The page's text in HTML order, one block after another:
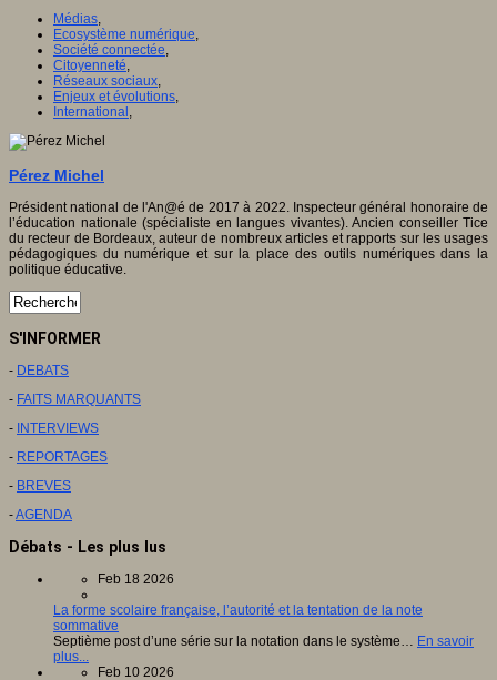
Médias,
Ecosystème numérique,
Société connectée,
Citoyenneté,
Réseaux sociaux,
Enjeux et évolutions,
International ,
Pérez Michel
Président national de l'An@é de 2017 à 2022. Inspecteur général honoraire de
l’éducation nationale (spécialiste en langues vivantes). Ancien conseiller Tice
du recteur de Bordeaux, auteur de nombreux articles et rapports sur les usages
pédagogiques du numérique et sur la place des outils numériques dans la
politique éducative.
S'INFORMER
- DEBATS
- FAITS MARQUANTS
- INTERVIEWS
- REPORTAGES
- BREVES
-AGENDA
Débats - Les plus lus
Feb 18 2026
La forme scolaire française, l’autorité et la tentation de la note
sommative
Septième post d’une série sur la notation dans le système… En savoir
plus...
Feb 10 2026